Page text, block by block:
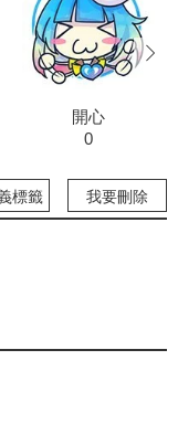
開心
0
next
標籤 我要刪除